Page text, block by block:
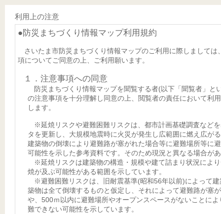
利用上の注意
●防災まちづくり情報マップ利用規約
さいたま市防災まちづくり情報マップのご利用に際しましては
項についてご同意の上、ご利用願います。
１．注意事項への同意
防災まちづくり情報マップを聞覧する者(以下「聞覧者」と
の注意事項を十分理解し同意の上、閲覧者の責任において利
します。
※延焼リスクや避難困難リスクは、都市計画基礎調査など
タを更新し、大規模地震時に火災が発生し広範囲に燃え広が
建築物の倒壊により避難路が塞がれた場合等に避難場所等に
可能性を示した参考資料です。そのため現況と異なる場合が
※延焼リスクは建築物の構造・規模や建て詰まり状況によ
焼が及ぶ可能性がある範囲を示しています。
※避難困難リスクは、旧耐震基準(昭和56年以前)によって
築物は全て倒壊するものと仮定し、それによって避難路が塞
や、500ｍ以内に避難場所やオープンスペースがないことによ
難できない可能性を示しています。